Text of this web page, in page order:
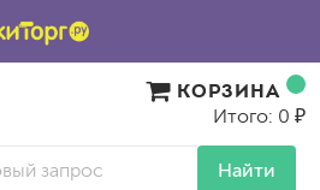
Найти
КОРЗИНА
Итого: 0 ₽